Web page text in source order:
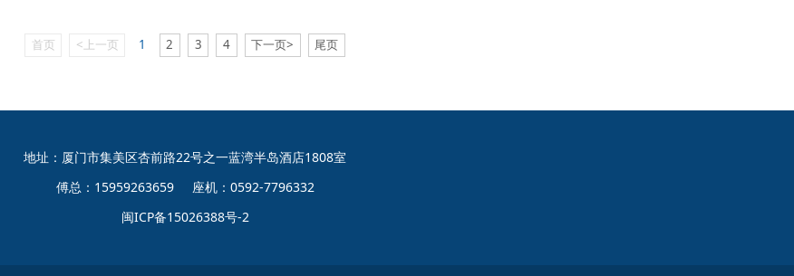
首页 <上一页 1 2 3 4 下一页> 尾页
地址：厦门市集美区杏前路22号之一蓝湾半岛酒店1808室
傅总：15959263659 座机：0592-7796332
闽ICP备15026388号-2